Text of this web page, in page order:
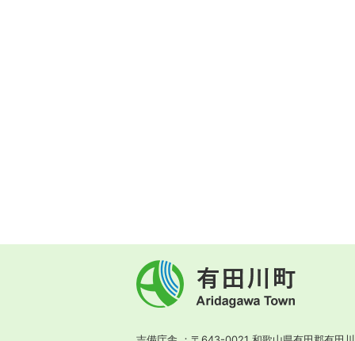
有
田
川
Town